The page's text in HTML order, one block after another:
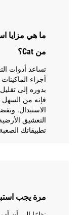
ما هي مزايا
من Cat؟
أجزاء
بدوره إلى
فإنه من السهل
الاستبدال.
تطبيقاتك
مرة يجب